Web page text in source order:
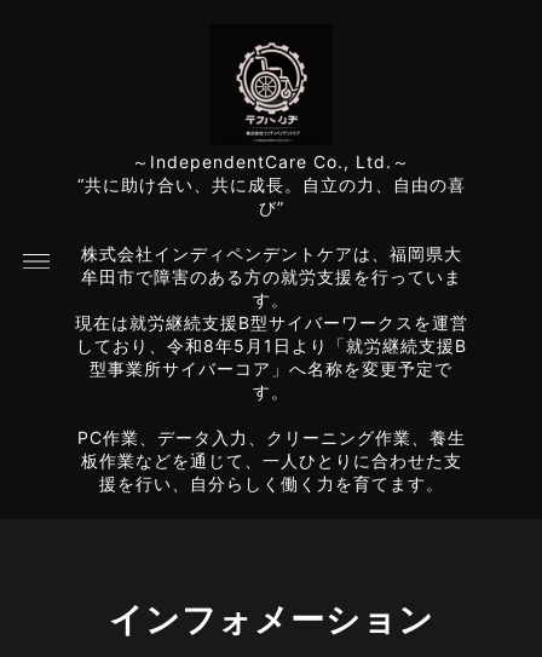
～IndependentCare Co., Ltd.～
“共に助け合い、共に成長。自立の力、自由の喜
び”
株式会社インディペンデントケアは、福岡県大
牟田市で障害のある方の就労支援を行っていま
す。
現在は就労継続支援B型サイバーワークスを運営
しており、令和8年5月1日より「就労継続支援B
型事業所サイバーコア」へ名称を変更予定で
す。
PC作業、データ入力、クリーニング作業、養生
板作業などを通じて、一人ひとりに合わせた支
援を行い、自分らしく働く力を育てます。
インフォメーション